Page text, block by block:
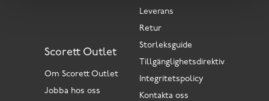
Leverans
Retur
Storleksguide
Tillgänglighetsdirektiv
Integritetspolicy
Kontakta oss
Scorett Outlet
Om Scorett Outlet
Jobba hos oss